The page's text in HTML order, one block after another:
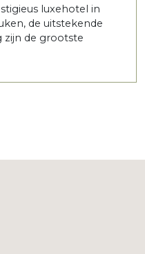
luxehotel in
de uitstekende
zijn de grootste